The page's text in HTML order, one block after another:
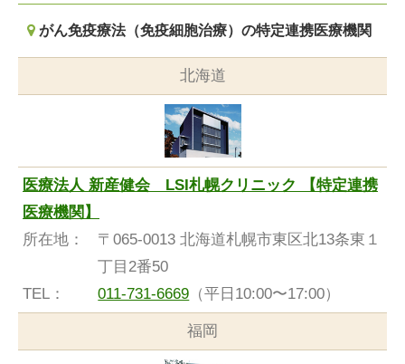
がん免疫療法（免疫細胞治療）の特定連携医療機関
北海道
医療法人 新産健会 LSI札幌クリニック 【特定連携
医療機関】
所在地：
〒065-0013 北海道札幌市東区北13条東１
丁目2番50
TEL：
011-731-6669 （平日10:00〜17:00）
福岡